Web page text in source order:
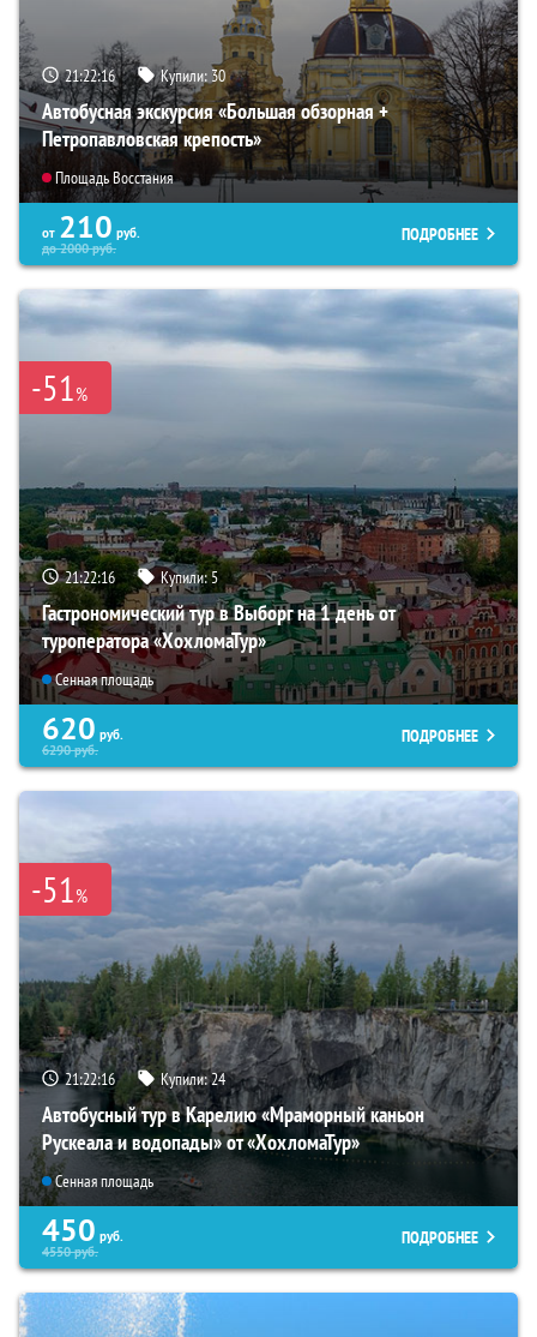
21:22:15 Купили: 30
Автобусная экскурсия «Большая обзорная +
Петропавловская крепость»
Площадь Восстания
от 210 руб.
до2000руб.
ПОДРОБНЕЕ
-51%
21:22:15 Купили:5
Гастрономический тур в Выборг на 1 день от
туроператора «ХохломаТур»
Сенная площадь
620 руб.
6290руб.
ПОДРОБНЕЕ
-51%
21:22:15 Купили:24
Автобусный тур в Карелию «Мраморный каньон
Рускеала и водопады» от «ХохломаТур»
Сенная площадь
450 руб.
4550руб.
ПОДРОБНЕЕ